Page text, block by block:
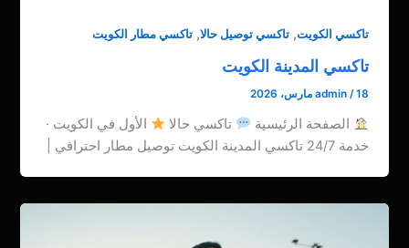
تاكسي الكويت,تاكسي توصيل حالا,تاكسي مطار الكويت
تاكسي المدينة الكويت
admin /18 مارس، 2026
الصفحة الرئيسية تاكسي حالا
الأول في الكويت ·
خدمة 24/7 تاكسي المدينة الكويت توصيل مطار احترافي |